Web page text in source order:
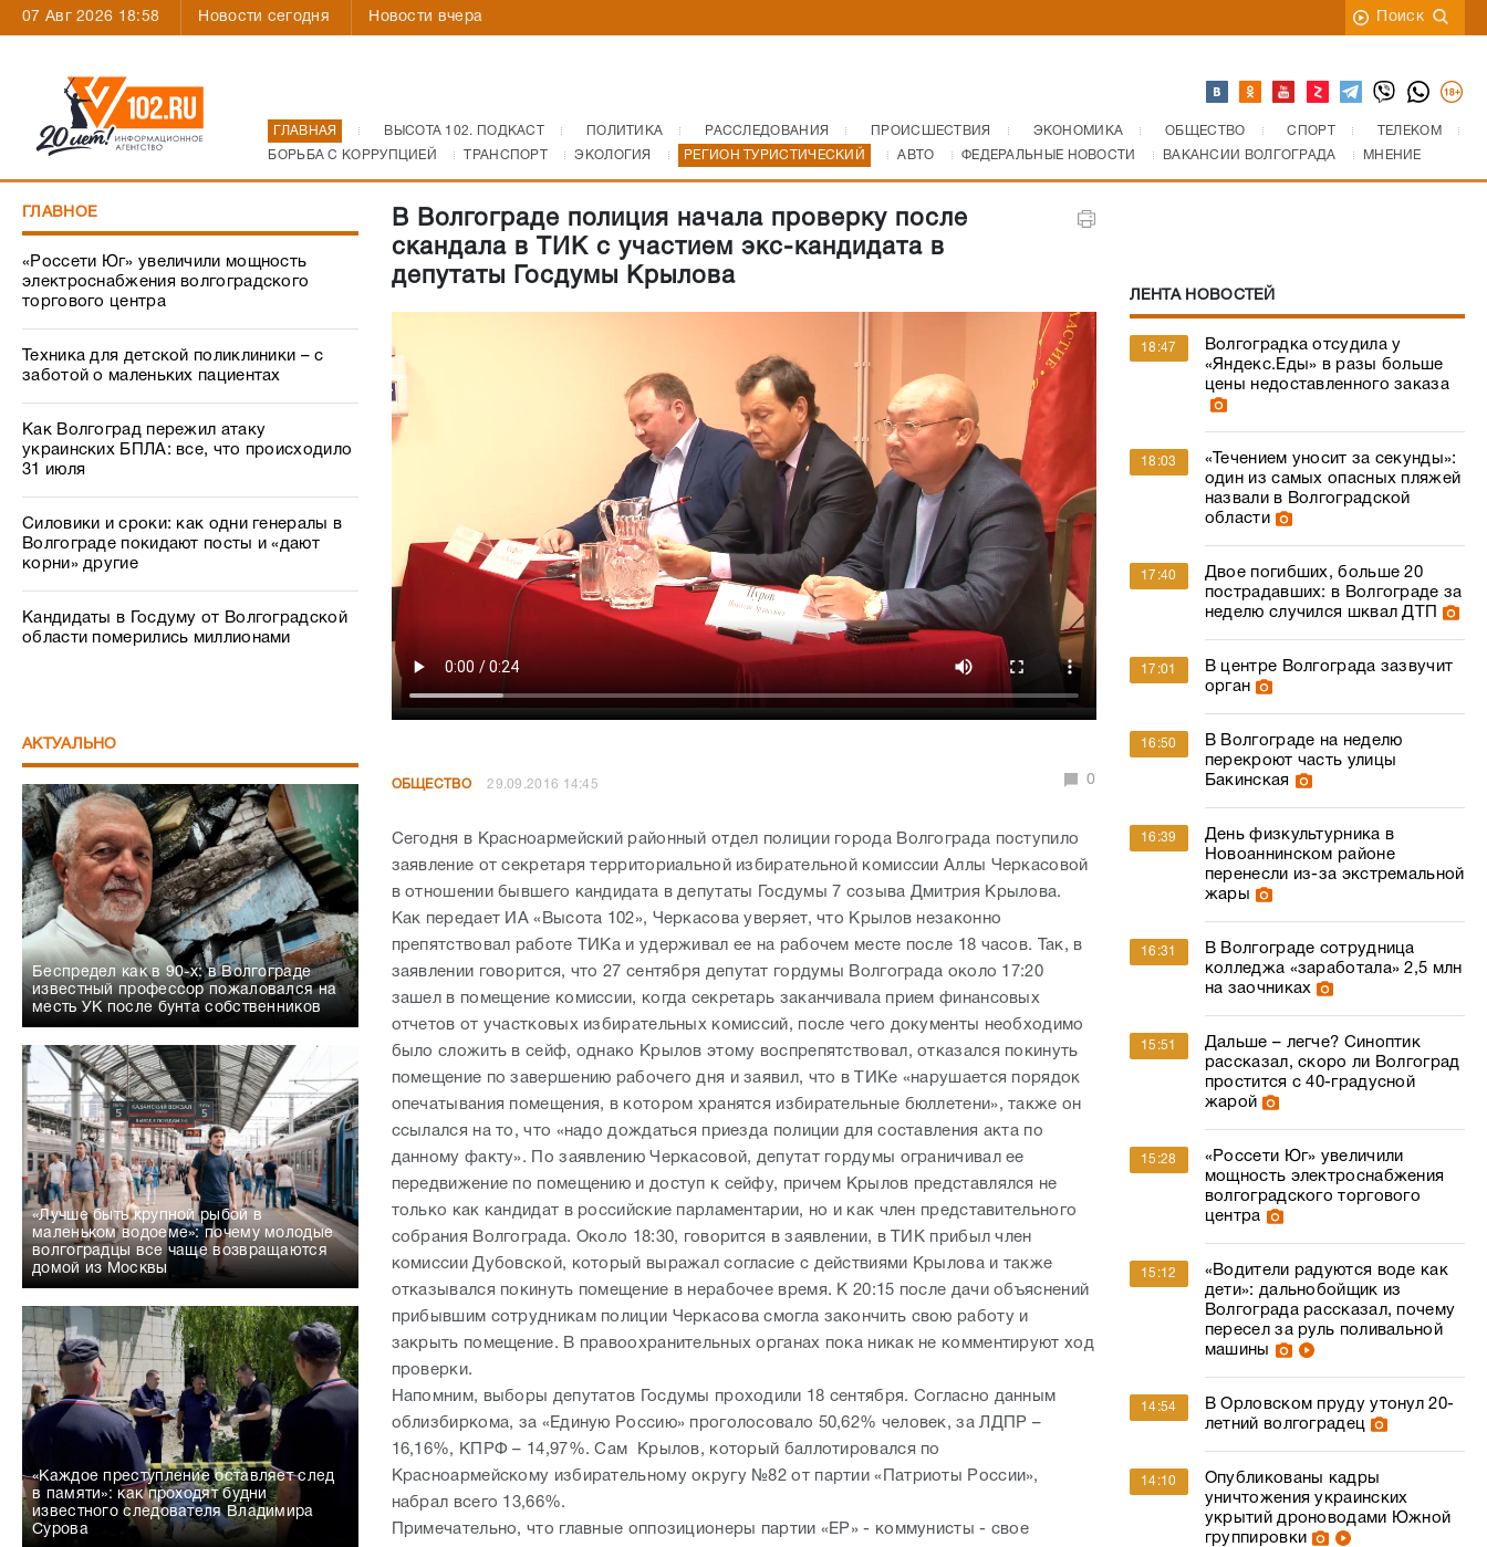
07 Авг 2026 18:58 Новости сегодня Новости вчера Поиск
ГЛАВНАЯ ВЫСОТА 102. ПОДКАСТ ПОЛИТИКА РАССЛЕДОВАНИЯ ПРОИСШЕСТВИЯ ЭКОНОМИКА ОБЩЕСТВО СПОРТ
ТЕЛЕКОМ
БОРЬБА С КОРРУПЦИЕЙ
ТРАНСПОРТ ЭКОЛОГИЯ РЕГИОН ТУРИСТИЧЕСКИЙ АВТО ФЕДЕРАЛЬНЫЕ НОВОСТИ ВАКАНСИИ ВОЛГОГРАДА МНЕНИЕ
ГЛАВНОЕ
«Россети Юг» увеличили мощность
электроснабжения волгоградского
торгового центра
Техника для детской поликлиники – с
заботой о маленьких пациентах
Как Волгоград пережил атаку
украинских БПЛА: все, что происходило
31 июля
Силовики и сроки: как одни генералы в
Волгограде покидают посты и «дают
корни» другие
Кандидаты в Госдуму от Волгоградской
области померились миллионами
АКТУАЛЬНО
Беспредел как в 90-х: в Волгограде
известный профессор пожаловался на
месть УК после бунта собственников
«Лучше быть крупной рыбой в
маленьком водоеме»: почему молодые
волгоградцы все чаще возвращаются
домой из Москвы
«Каждое преступление оставляет след
в памяти»: как проходят будни
известного следователя Владимира
Сурова
В Волгограде полиция начала проверку после
скандала в ТИК с участием экс-кандидата в
депутаты Госдумы Крылова
ОБЩЕСТВО 29.09.2016 14:45 0
Сегодня в Красноармейский районный отдел полиции города Волгограда поступило
заявление от секретаря территориальной избирательной комиссии Аллы Черкасовой
в отношении бывшего кандидата в депутаты Госдумы 7 созыва Дмитрия Крылова.
Как передает ИА «Высота 102», Черкасова уверяет, что Крылов незаконно
препятствовал работе ТИКа и удерживал ее на рабочем месте после 18 часов. Так, в
заявлении говорится, что 27 сентября депутат гордумы Волгограда около 17:20
зашел в помещение комиссии, когда секретарь заканчивала прием финансовых
отчетов от участковых избирательных комиссий, после чего документы необходимо
было сложить в сейф, однако Крылов этому воспрепятствовал, отказался покинуть
помещение по завершению рабочего дня и заявил, что в ТИКе «нарушается порядок
опечатывания помещения, в котором хранятся избирательные бюллетени», также он
ссылался на то, что «надо дождаться приезда полиции для составления акта по
данному факту». По заявлению Черкасовой, депутат гордумы ограничивал ее
передвижение по помещению и доступ к сейфу, причем Крылов представлялся не
только как кандидат в российские парламентарии, но и как член представительного
собрания Волгограда. Около 18:30, говорится в заявлении, в ТИК прибыл член
комиссии Дубовской, который выражал согласие с действиями Крылова и также
отказывался покинуть помещение в нерабочее время. К 20:15 после дачи объяснений
прибывшим сотрудникам полиции Черкасова смогла закончить свою работу и
закрыть помещение. В правоохранительных органах пока никак не комментируют ход
проверки.
Напомним, выборы депутатов Госдумы проходили 18 сентября. Согласно данным
облизбиркома, за «Единую Россию» проголосовало 50,62% человек, за ЛДПР –
16,16%, КПРФ – 14,97%. Сам Крылов, который баллотировался по
Красноармейскому избирательному округу №82 от партии «Патриоты России»,
набрал всего 13,66%.
Примечательно, что главные оппозиционеры партии «ЕР» - коммунисты - свое
ЛЕНТА НОВОСТЕЙ
18:47
Волгоградка отсудила у
«Яндекс.Еды» в разы больше
цены недоставленного заказа
18:03
«Течением уносит за секунды»:
один из самых опасных пляжей
назвали в Волгоградской
области
17:40
Двое погибших, больше 20
пострадавших: в Волгограде за
неделю случился шквал ДТП
17:01
В центре Волгограда зазвучит
орган
16:50
В Волгограде на неделю
перекроют часть улицы
Бакинская
16:39
День физкультурника в
Новоаннинском районе
перенесли из-за экстремальной
жары
16:31
В Волгограде сотрудница
колледжа «заработала» 2,5 млн
на заочниках
15:51
Дальше – легче? Синоптик
рассказал, скоро ли Волгоград
простится с 40-градусной
жарой
15:28
«Россети Юг» увеличили
мощность электроснабжения
волгоградского торгового
центра
15:12
«Водители радуются воде как
дети»: дальнобойщик из
Волгограда рассказал, почему
пересел за руль поливальной
машины
14:54
В Орловском пруду утонул 20-
летний волгоградец
14:10
Опубликованы кадры
уничтожения украинских
укрытий дроноводами Южной
группировки